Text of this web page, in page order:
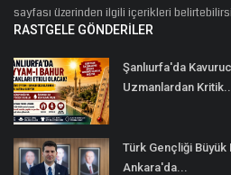
sayfası üzerinden ilgili içerikleri
RASTGELE GÖNDERILER
Şanlıurfa'da
Uzmanlardan Kritik...
Türk Gençliği
Ankara'da...